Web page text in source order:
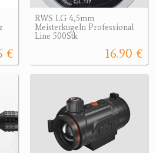
€
RWS LG 4,5mm
Meisterkugeln Professional
Line 500Stk
16.90 €